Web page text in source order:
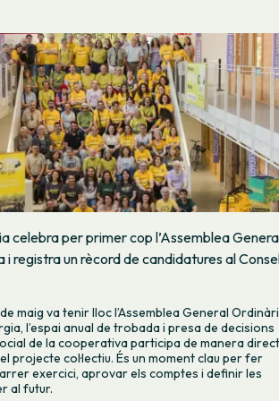
celebra per primer cop l’Assemblea
i registra un rècord de candidatures al
maig va tenir lloc l’Assemblea General
l’espai anual de trobada i presa de decisions
de la cooperativa participa de manera
projecte col·lectiu. És un moment clau per fer
exercici, aprovar els comptes i definir les
al futur.